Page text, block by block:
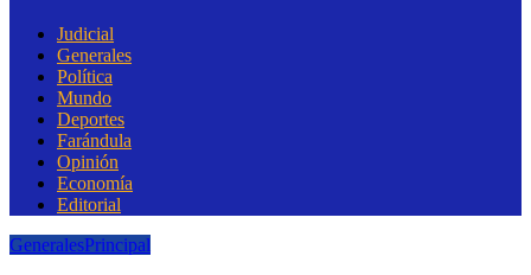
Judicial
Generales
Política
Mundo
Deportes
Farándula
Opinión
Economía
Editorial
GeneralesPrincipal